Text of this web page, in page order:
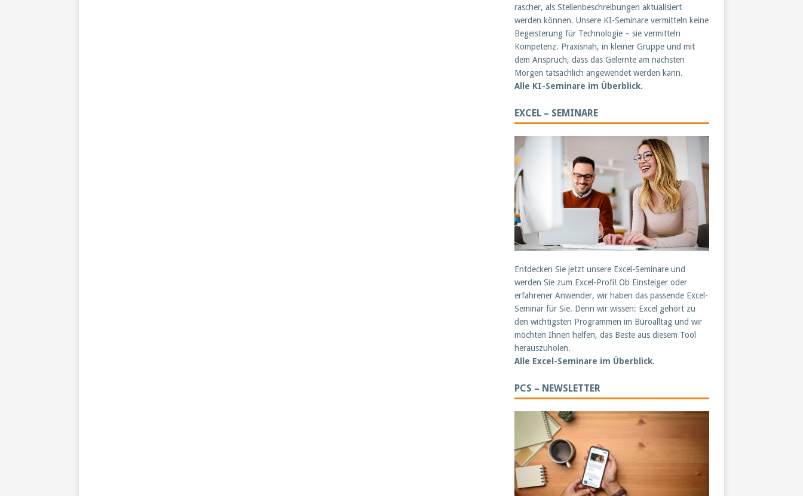
rascher, als Stellenbeschreibungen aktualisiert
werden können. Unsere KI-Seminare vermitteln keine
Begeisterung für Technologie – sie vermitteln
Kompetenz. Praxisnah, in kleiner Gruppe und mit
dem Anspruch, dass das Gelernte am nächsten
Morgen tatsächlich angewendet werden kann.
Alle KI-Seminare im Überblick.
EXCEL – SEMINARE
Entdecken Sie jetzt unsere Excel-Seminare und
werden Sie zum Excel-Profi! Ob Einsteiger oder
erfahrener Anwender, wir haben das passende Excel-
Seminar für Sie. Denn wir wissen: Excel gehört zu
den wichtigsten Programmen im Büroalltag und wir
möchten Ihnen helfen, das Beste aus diesem Tool
herauszuholen.
Alle Excel-Seminare im Überblick.
PCS – NEWSLETTER